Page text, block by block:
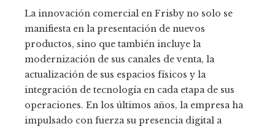
La innovación comercial en Frisby no solo se
manifiesta en la presentación de nuevos
productos, sino que también incluye la
modernización de sus canales de venta, la
actualización de sus espacios físicos y la
integración de tecnología en cada etapa de sus
operaciones. En los últimos años, la empresa ha
impulsado con fuerza su presencia digital a